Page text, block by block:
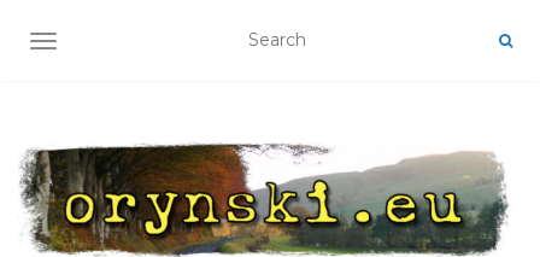
TOGGLE NAVIGATION